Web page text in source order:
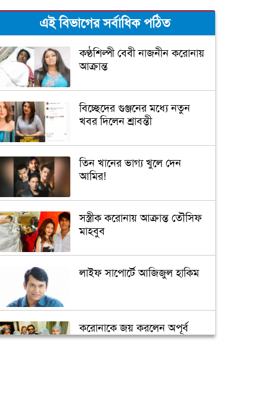
এই বিভাগের সর্বাধিক পঠিত
কণ্ঠশিল্পী বেবী নাজনীন করোনায়
আক্রান্ত
বিচ্ছেদের গুঞ্জনের মধ্যে নতুন
খবর দিলেন শ্রাবন্তী
তিন খানের ভাগ্য খুলে দেন
আমির!
সস্ত্রীক করোনায় আক্রান্ত তৌসিফ
মাহবুব
লাইফ সাপোর্টে আজিজুল হাকিম
করোনাকে জয় করলেন অপূর্ব